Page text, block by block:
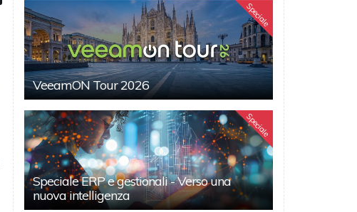
Speciale
VeeamON Tour 2026
Speciale
Speciale ERP e gestionali - Verso una
nuova intelligenza